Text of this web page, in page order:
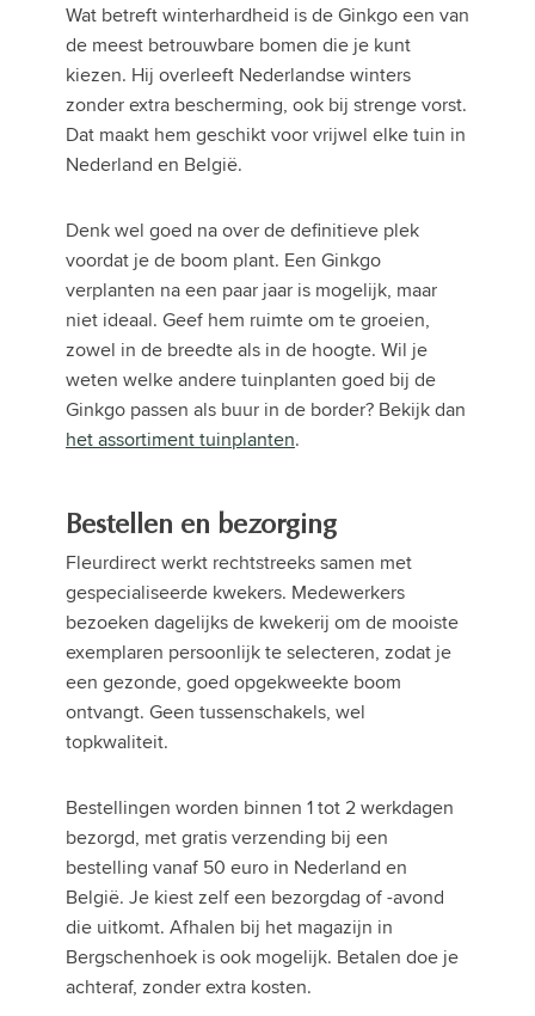
Wat betreft winterhardheid is de Ginkgo een van
de meest betrouwbare bomen die je kunt
kiezen. Hij overleeft Nederlandse winters
zonder extra bescherming, ook bij strenge vorst.
Dat maakt hem geschikt voor vrijwel elke tuin in
Nederland en België.
Denk wel goed na over de definitieve plek
voordat je de boom plant. Een Ginkgo
verplanten na een paar jaar is mogelijk, maar
niet ideaal. Geef hem ruimte om te groeien,
zowel in de breedte als in de hoogte. Wil je
weten welke andere tuinplanten goed bij de
Ginkgo passen als buur in de border? Bekijk dan
het assortiment tuinplanten.
Bestellen en bezorging
Fleurdirect werkt rechtstreeks samen met
gespecialiseerde kwekers. Medewerkers
bezoeken dagelijks de kwekerij om de mooiste
exemplaren persoonlijk te selecteren, zodat je
een gezonde, goed opgekweekte boom
ontvangt. Geen tussenschakels, wel
topkwaliteit.
Bestellingen worden binnen 1 tot 2 werkdagen
bezorgd, met gratis verzending bij een
bestelling vanaf 50 euro in Nederland en
België. Je kiest zelf een bezorgdag of -avond
die uitkomt. Afhalen bij het magazijn in
Bergschenhoek is ook mogelijk. Betalen doe je
achteraf, zonder extra kosten.